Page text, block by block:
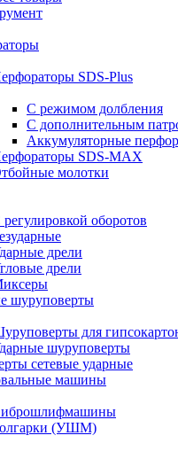
SDS-Plus
С режимом долбления
С дополнительным
Аккумуляторные
SDS-MAX
молотки
оборотов
дрели
дрели
шуруповерты
для
шуруповерты
сетевые ударные
машины
(УШМ)